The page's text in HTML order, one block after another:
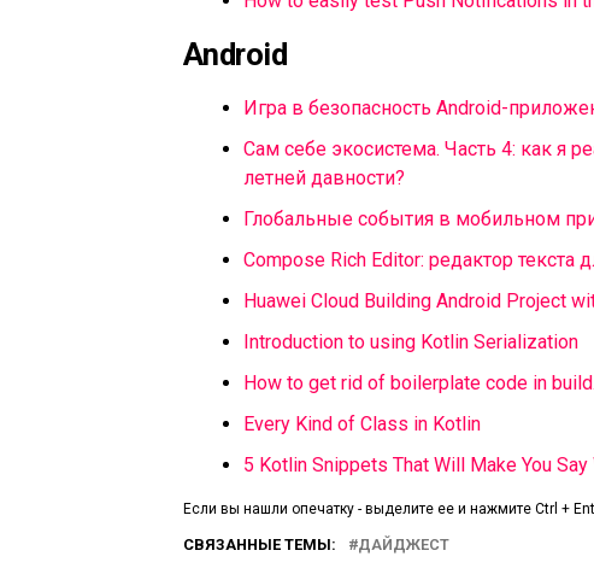
Android
Игра в безопасность Android-
Сам себе экосистема. Часть 4: как я
летней давности?
Глобальные события в мобильном
Compose Rich Editor: редактор
Huawei Cloud Building Android Project
Introduction to using Kotlin Serialization
How to get rid of boilerplate code in
Every Kind of Class in Kotlin
5 Kotlin Snippets That Will Make You Say
Если вы нашли опечатку - выделите ее и нажмите Ctrl +
СВЯЗАННЫЕ ТЕМЫ: ДАЙДЖЕСТ